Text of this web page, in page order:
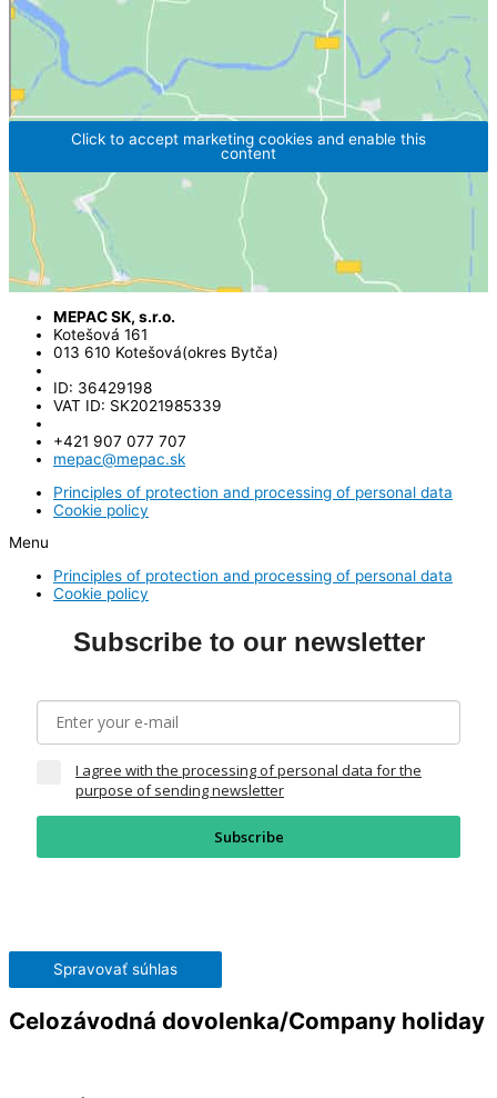
Click to accept marketing cookies and enable this
content
MEPAC SK, s.r.o.
Kotešová 161
013 610 Kotešová(okres Bytča)
ID: 36429198
VAT ID: SK2021985339
+421 907 077 707
mepac@mepac.sk
Principles of protection and processing of personal data
Cookie policy
Menu
Principles of protection and processing of personal data
Cookie policy
Subscribe to our newsletter
I agree with the processing of personal data for the
purpose of sending newsletter
Subscribe
Spravovať súhlas
Celozávodná dovolenka/Company holiday